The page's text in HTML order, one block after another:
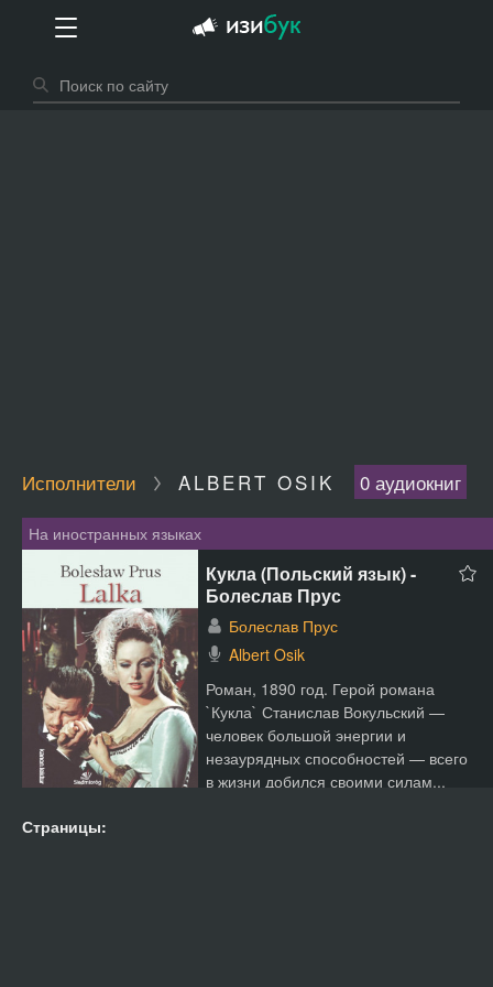
Исполнители ALBERT OSIK 0 аудиокниг
На иностранных языках
Кукла (Польский язык) -
Болеслав Прус
Болеслав Прус
Albert Osik
Роман, 1890 год. Герой романа
`Кукла` Станислав Вокульский —
человек большой энергии и
незаурядных способностей — всего
в жизни добился своими силам...
Страницы: